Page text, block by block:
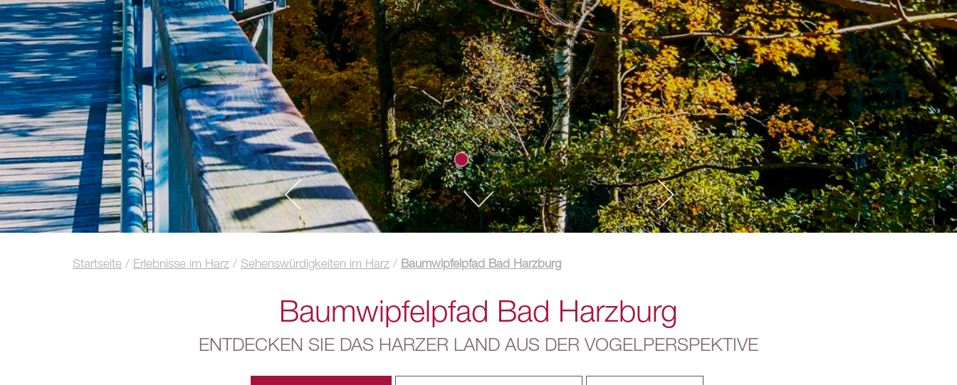
Startseite / Erlebnisse im Harz / Sehenswürdigkeiten im Harz / Baumwipfelpfad Bad Harzburg
Baumwipfelpfad Bad Harzburg
ENTDECKEN SIE DAS HARZER LAND AUS DER VOGELPERSPEKTIVE